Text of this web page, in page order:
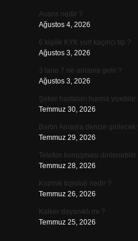
Avans nedir ?
Ağustos 4, 2026
6 kişilik KYK yurt kaçıncı tip ?
Ağustos 3, 2026
3 tane 7 ne anlama gelir ?
Ağustos 3, 2026
Şeker hastaları hurma yiyebilir
Temmuz 30, 2026
Bartın Amasra denize girilecek
Temmuz 29, 2026
Telefon konuşması dinlenebilir
Temmuz 28, 2026
Kozmik topoloji nedir ?
Temmuz 26, 2026
Kalker dayanıklı mı ?
Temmuz 25, 2026